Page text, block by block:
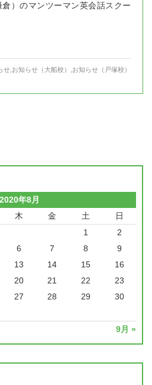
）のマンツーマン英会話スクー
せ お知らせ（大船校） お知らせ（戸塚校）
2020年8月
木 金 土 日
9月 »
1
2
6 7 8
9
13 14 15
16
20 21 22
23
27 28 29
30